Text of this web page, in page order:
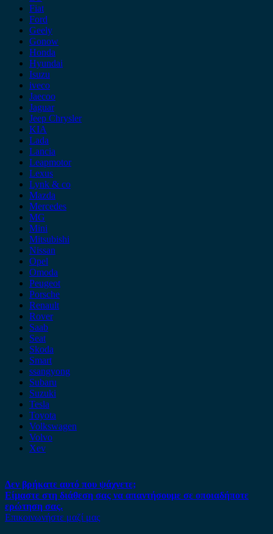
Fiat
Ford
Geely
Gonow
Honda
Hyundai
Isuzu
iveco
Jaecoo
Jaguar
Jeep Chrysler
KIA
Lada
Lancia
Leapmotor
Lexus
Lynk & co
Mazda
Mercedes
MG
Mini
Mitsubishi
Nissan
Opel
Omoda
Peugeot
Porsche
Renault
Rover
Saab
Seat
Skoda
Smart
ssangyong
Subaru
Suzuki
Tesla
Toyota
Volkswagen
Volvo
Xev
Δεν βρήκατε αυτό που ψάχνετε;
Είμαστε στη διάθεση σας να απαντήσουμε σε οποιαδήποτε
ερώτηση σας.
Επικοινωνήστε μαζί μας